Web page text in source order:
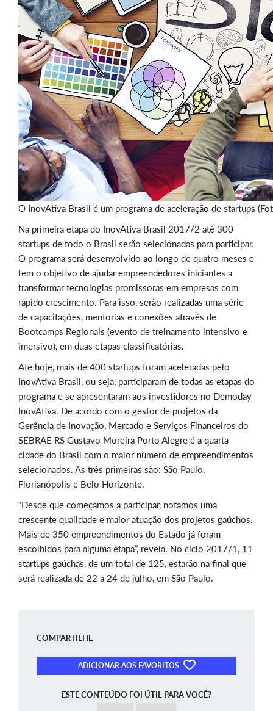
O InovAtiva Brasil é um programa de aceleração de startups
Na primeira etapa do InovAtiva Brasil 2017/2 até 300
startups de todo o Brasil serão selecionadas para participar.
O programa será desenvolvido ao longo de quatro meses e
tem o objetivo de ajudar empreendedores iniciantes a
transformar tecnologias promissoras em empresas com
rápido crescimento. Para isso, serão realizadas uma série
de capacitações, mentorias e conexões através de
Bootcamps Regionais (evento de treinamento intensivo e
imersivo), em duas etapas classificatórias.
Até hoje, mais de 400 startups foram aceleradas pelo
InovAtiva Brasil, ou seja, participaram de todas as etapas do
programa e se apresentaram aos investidores no Demoday
InovAtiva. De acordo com o gestor de projetos da
Gerência de Inovação, Mercado e Serviços Financeiros do
SEBRAE RS Gustavo Moreira Porto Alegre é a quarta
cidade do Brasil com o maior número de empreendimentos
selecionados. As três primeiras são: São Paulo,
Florianópolis e Belo Horizonte.
“Desde que começamos a participar, notamos uma
crescente qualidade e maior atuação dos projetos gaúchos.
Mais de 350 empreendimentos do Estado já foram
escolhidos para alguma etapa”, revela. No ciclo 2017/1, 11
startups gaúchas, de um total de 125, estarão na final que
será realizada de 22 a 24 de julho, em São Paulo.
COMPARTILHE
ADICIONAR AOS FAVORITOS
ESTE CONTEÚDO FOI ÚTIL PARA VOCÊ?